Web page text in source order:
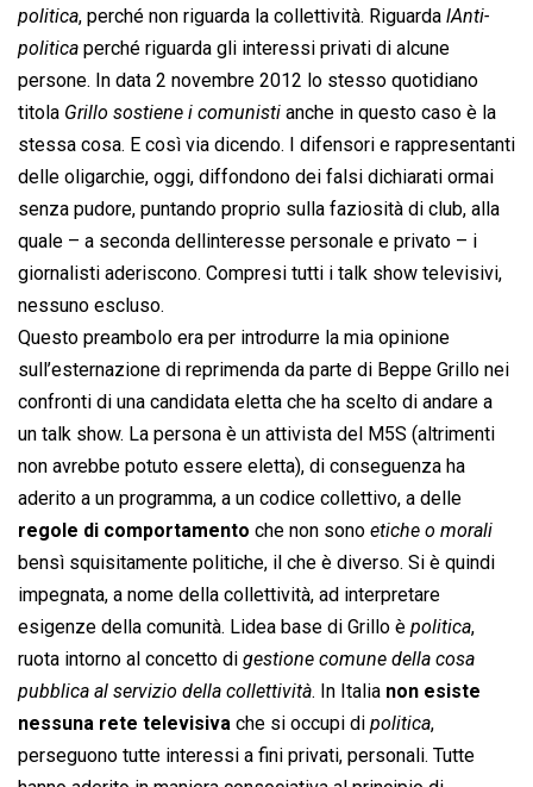
politica, perché non riguarda la collettività. Riguarda  lAnti-
politica  perché riguarda gli interessi privati di alcune
persone. In data 2 novembre 2012 lo stesso quotidiano
titola  Grillo sostiene i comunisti  anche in questo caso è la
stessa cosa. E così via dicendo. I difensori e rappresentanti
delle oligarchie, oggi, diffondono dei falsi dichiarati ormai
senza pudore, puntando proprio sulla faziosità di club, alla
quale – a seconda dellinteresse personale e privato – i
giornalisti aderiscono. Compresi tutti i talk show televisivi,
nessuno escluso.
Questo preambolo era per introdurre la mia opinione
sull’esternazione di reprimenda da parte di Beppe Grillo nei
confronti di una candidata eletta che ha scelto di andare a
un talk show. La persona è un attivista del M5S (altrimenti
non avrebbe potuto essere eletta), di conseguenza ha
aderito a un programma, a un codice collettivo, a delle
regole di comportamento che non sono  etiche o morali
bensì squisitamente politiche, il che è diverso. Si è quindi
impegnata, a nome della collettività, ad interpretare
esigenze della comunità. Lidea base di Grillo è  politica,
ruota intorno al concetto di  gestione comune della cosa
pubblica al servizio della collettività. In Italia non esiste
nessuna rete televisiva che si occupi di  politica,
perseguono tutte interessi a fini privati, personali. Tutte